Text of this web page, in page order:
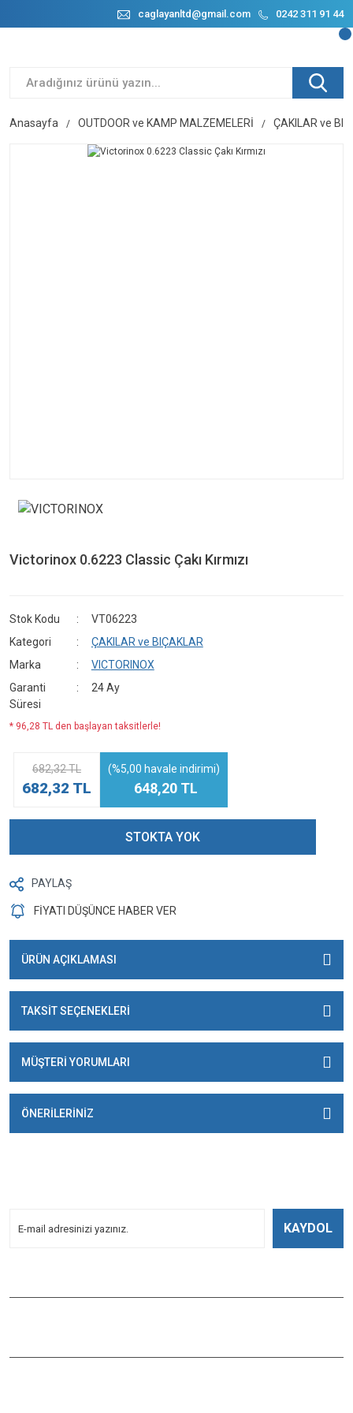
caglayanltd@gmail.com 0242 311 91 44
Anasayfa OUTDOOR ve KAMP MALZEMELERİ ÇAKILAR ve
Victorinox 0.6223 Classic Çakı Kırmızı
Stok Kodu
VT06223
Kategori
ÇAKILAR ve BIÇAKLAR
Marka
VICTORINOX
Garanti
Süresi
24 Ay
* 96,28 TL den başlayan taksitlerle!
682,32 TL
682,32 TL
(%5,00 havale indirimi)
648,20 TL
STOKTA YOK
PAYLAŞ
FİYATI DÜŞÜNCE HABER VER
ÜRÜN AÇIKLAMASI
TAKSİT SEÇENEKLERİ
MÜŞTERİ YORUMLARI
ÖNERİLERİNİZ
KAYDOL